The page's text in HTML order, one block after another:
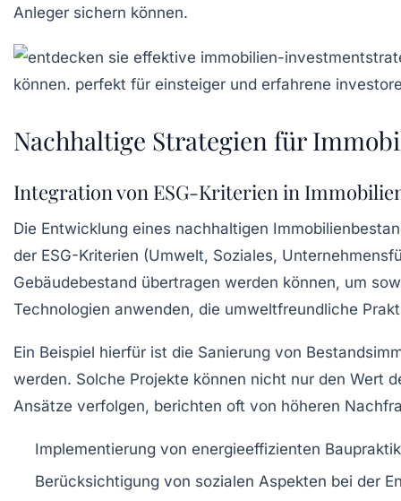
Anleger sichern können.
Nachhaltige Strategien für
Integration von ESG-Kriterien in
Die Entwicklung eines nachhaltigen
der ESG-Kriterien (Umwelt, Soziales,
Gebäudebestand übertragen werden können, um
Technologien anwenden, die umweltfreundliche
Ein Beispiel hierfür ist die Sanierung von
werden. Solche Projekte können nicht nur den Wert
Ansätze verfolgen, berichten oft von höheren
Implementierung von energieeffizienten
Berücksichtigung von sozialen Aspekten bei der